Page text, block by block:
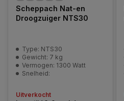
Scheppach Nat-en
Droogzuiger NTS30
Type: NTS30
Gewicht: 7 kg
Vermogen: 1300 Watt
Snelheid:
Uitverkocht